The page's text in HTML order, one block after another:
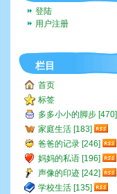
登陆
用户注册
栏目
首页
标签
多多小小的脚步 [470]
家庭生活 [183]
爸爸的记录 [246]
妈妈的私语 [196]
声像的印迹 [242]
学校生活 [135]